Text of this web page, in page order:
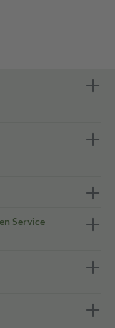
Service